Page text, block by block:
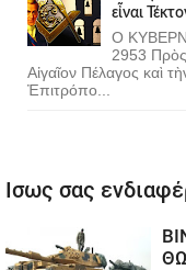
εἶναι
Ο
2953
Αἰγαῖον Πέλαγος καὶ
Ἐπιτρόπο...